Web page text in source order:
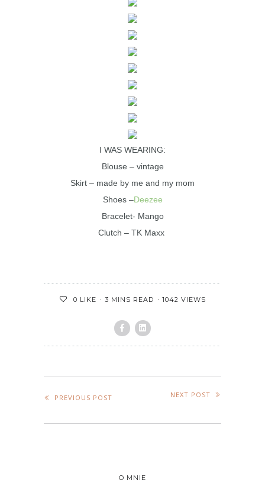
I WAS WEARING:
Blouse – vintage
Skirt – made by me and my mom
Shoes –Deezee
Bracelet- Mango
Clutch – TK Maxx
0 LIKE 3 MINS READ 1042 VIEWS
PREVIOUS POST NEXT POST
O MNIE